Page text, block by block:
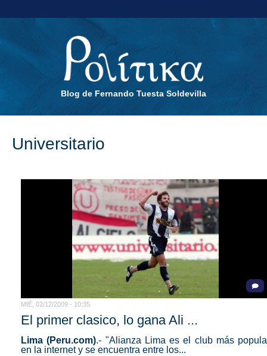
Blog de Fernando Tuesta Soldevilla
Universitario
MIÉ, 02/12/2009 - 10:35
El primer clasico, lo gana Ali ...
Lima (Peru.com).- "Alianza Lima es el club más
en la internet y se encuentra entre los...